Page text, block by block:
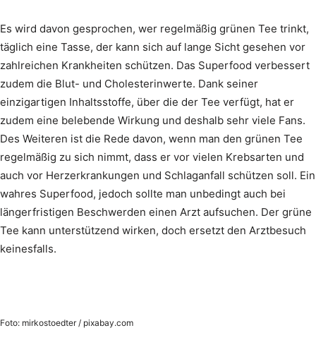
Es wird davon gesprochen, wer regelmäßig grünen Tee trinkt,
täglich eine Tasse, der kann sich auf lange Sicht gesehen vor
zahlreichen Krankheiten schützen. Das Superfood verbessert
zudem die Blut- und Cholesterinwerte. Dank seiner
einzigartigen Inhaltsstoffe, über die der Tee verfügt, hat er
zudem eine belebende Wirkung und deshalb sehr viele Fans.
Des Weiteren ist die Rede davon, wenn man den grünen Tee
regelmäßig zu sich nimmt, dass er vor vielen Krebsarten und
auch vor Herzerkrankungen und Schlaganfall schützen soll. Ein
wahres Superfood, jedoch sollte man unbedingt auch bei
längerfristigen Beschwerden einen Arzt aufsuchen. Der grüne
Tee kann unterstützend wirken, doch ersetzt den Arztbesuch
keinesfalls.
Foto: mirkostoedter / pixabay.com